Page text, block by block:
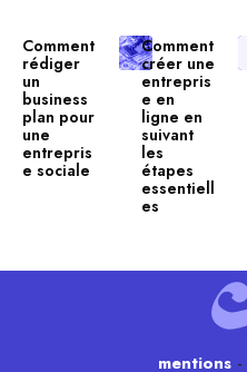
Comment
rédiger
un
business
plan pour
une
entrepris
e sociale
Comment
créer une
entrepris
e en
ligne en
suivant
les
étapes
essentiell
es
mentions-